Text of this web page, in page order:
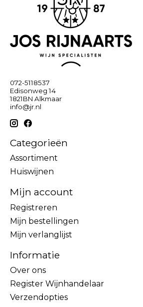
072-5118537
Edisonweg 14
1821BN Alkmaar
info@jr.nl
Categorieën
Assortiment
Huiswijnen
Mijn account
Registreren
Mijn bestellingen
Mijn verlanglijst
Informatie
Over ons
Register Wijnhandelaar
Verzendopties